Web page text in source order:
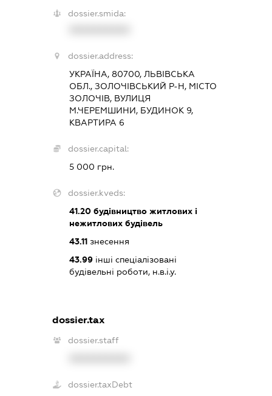
dossier.smida:
dossier.address:
УКРАЇНА, 80700, ЛЬВІВСЬКА
ОБЛ., ЗОЛОЧІВСЬКИЙ Р-Н, МІСТО
ЗОЛОЧІВ, ВУЛИЦЯ
М.ЧЕРЕМШИНИ, БУДИНОК 9,
КВАРТИРА 6
dossier.capital:
5 000 грн.
dossier.kveds:
41.20будівництво житлових і
нежитлових будівель
43.11знесення
43.99інші спеціалізовані
будівельні роботи, н.в.і.у.
dossier.tax
dossier.staff
dossier.taxDebt